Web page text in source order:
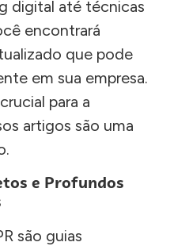
digital até técnicas
encontrará
que pode
em sua empresa.
para a
artigos são uma
e Profundos
são guias